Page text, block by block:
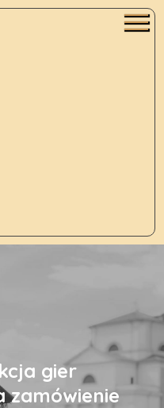
gier
zamówienie